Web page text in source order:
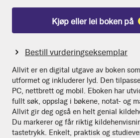
Kjøp eller lei boken på
Bestill vurderingseksemplar
Allvit er en digital utgave av boken
utformet og inkluderer lyd. Den
PC, nettbrett og mobil. Eboken har
fullt søk, oppslag i bøkene, notat- og
Allvit gir deg også en helt genial
Du markerer og får riktig
tastetrykk. Enkelt, praktisk og